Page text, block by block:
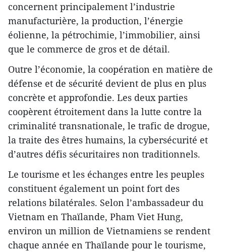
concernent principalement l’industrie
manufacturière, la production, l’énergie
éolienne, la pétrochimie, l’immobilier, ainsi
que le commerce de gros et de détail.
Outre l’économie, la coopération en matière de
défense et de sécurité devient de plus en plus
concrète et approfondie. Les deux parties
coopèrent étroitement dans la lutte contre la
criminalité transnationale, le trafic de drogue,
la traite des êtres humains, la cybersécurité et
d’autres défis sécuritaires non traditionnels.
Le tourisme et les échanges entre les peuples
constituent également un point fort des
relations bilatérales. Selon l’ambassadeur du
Vietnam en Thaïlande, Pham Viet Hung,
environ un million de Vietnamiens se rendent
chaque année en Thaïlande pour le tourisme,